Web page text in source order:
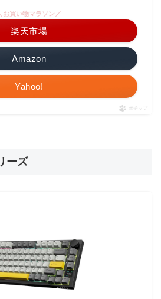
Amazon
お買い物マラソン／
楽天市場
Yahoo!
ポチップ
ーズ